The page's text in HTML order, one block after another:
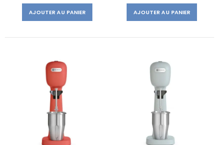
AJOUTER AU PANIER AJOUTER AU PANIER